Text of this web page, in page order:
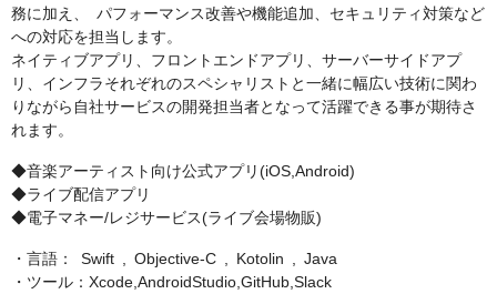
務に加え、 パフォーマンス改善や機能追加、セキュリティ対策など
への対応を担当します。
ネイティブアプリ、フロントエンドアプリ、サーバーサイドアプ
リ、インフラそれぞれのスペシャリストと一緒に幅広い技術に関わ
りながら自社サービスの開発担当者となって活躍できる事が期待さ
れます。
◆音楽アーティスト向け公式アプリ(iOS,Android)
◆ライブ配信アプリ
◆電子マネー/レジサービス(ライブ会場物販)
・言語： Swift , Objective-C , Kotolin , Java
・ツール：Xcode,AndroidStudio,GitHub,Slack